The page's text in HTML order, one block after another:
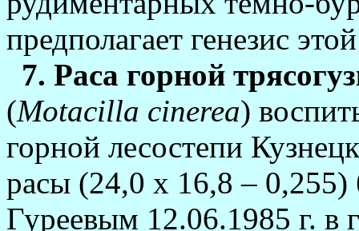
предполагает генезис
7. Раса горной
(Motacilla cinerea)
горной лесостепи
расы (24,0 х 16,8 –
Гуреевым 12.06.1985 г. в